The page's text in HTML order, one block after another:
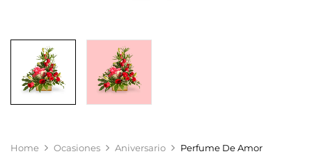
Home Ocasiones Aniversario Perfume De Amor